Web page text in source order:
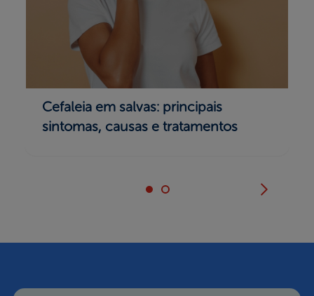
Cefaleia em salvas: principais
sintomas, causas e tratamentos